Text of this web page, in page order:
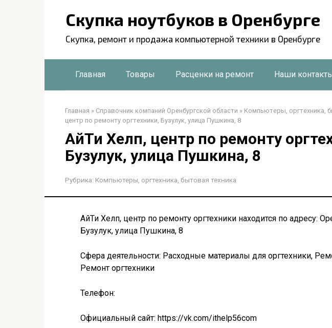
Скупка ноутбуков в Оренбурге
Скупка, ремонт и продажа компьютерной техники в Оренбурге
Главная Товары Расценки на ремонт Наши
Главная » Справочник компаний Оренбургской области » Компьютеры, оргтехника,
центр по ремонту оргтехники, Бузулук, улица Пушкина, 8
АйТи Хелп, центр по ремонту
Бузулук, улица Пушкина, 8
Рубрика: Компьютеры, оргтехника, бытовая техника
АйТи Хелп, центр по ремонту оргтехники находится по адресу:
Бузулук, улица Пушкина, 8
Сфера деятельности: Расходные материалы для оргтехники,
Ремонт оргтехники
Телефон:
Официальный сайт: https://vk.com/ithelp56com